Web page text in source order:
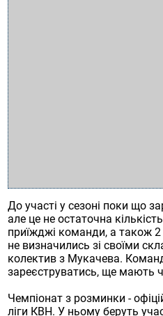
До участі у сезоні поки що
але це не остаточна
приїжджі команди, а також 2
не визначились зі своїми
колектив з Мукачева.
зареєструватись, ще мають
Чемпіонат з розминки -
ліги КВН. У ньому беруть